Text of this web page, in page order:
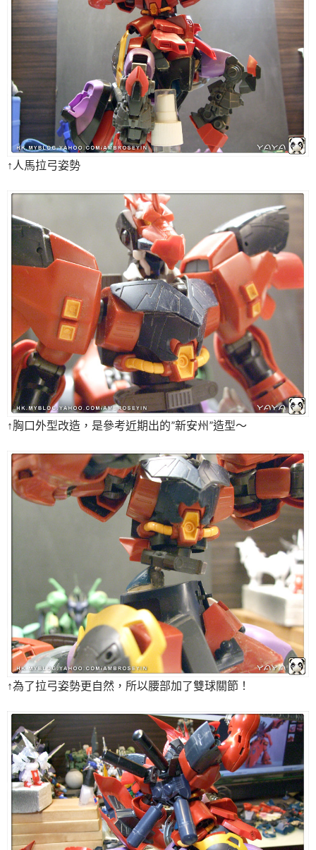
↑人馬拉弓姿勢
↑胸口外型改造，是參考近期出的”新安州”造型～
↑為了拉弓姿勢更自然，所以腰部加了雙球關節！